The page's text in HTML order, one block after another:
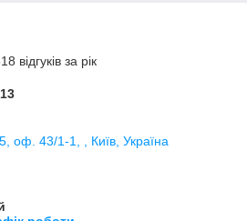
відгуків за рік
оф. 43/1-1, , Київ, Україна